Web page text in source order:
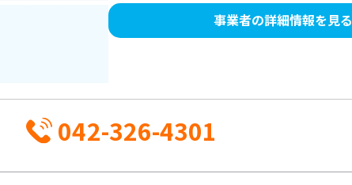
事業者の詳細情報を見る
042-326-4301